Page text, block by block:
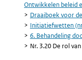
Kruimelpad
Ontwikkelen beleid
Draaiboek voor
Initiatiefwetten
6. Behandeling
Nr. 3.20 De rol